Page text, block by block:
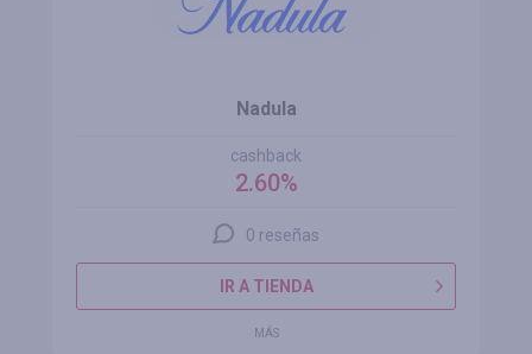
Nadula
cashback
2.60%
0 reseñas
IR A TIENDA
MÁS